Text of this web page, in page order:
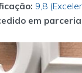
9,8
em